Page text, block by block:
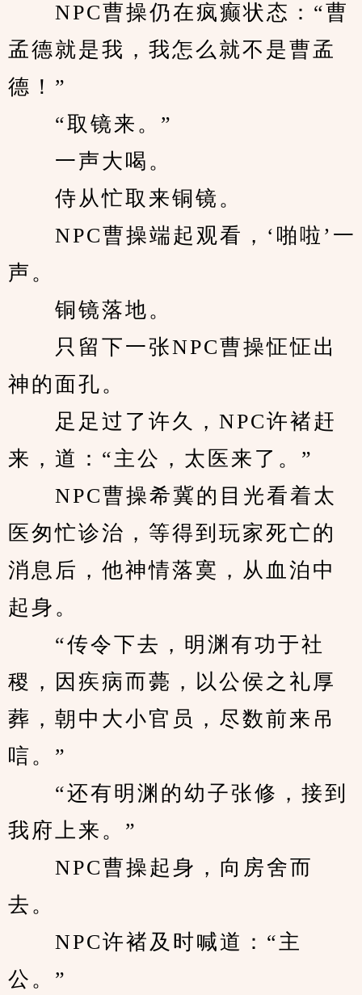
NPC曹操仍在疯癫状态：“曹
孟德就是我，我怎么就不是曹孟
德！”
“取镜来。”
一声大喝。
侍从忙取来铜镜。
NPC曹操端起观看，‘啪啦’一
声。
铜镜落地。
只留下一张NPC曹操怔怔出
神的面孔。
足足过了许久，NPC许褚赶
来，道：“主公，太医来了。”
NPC曹操希冀的目光看着太
医匆忙诊治，等得到玩家死亡的
消息后，他神情落寞，从血泊中
起身。
“传令下去，明渊有功于社
稷，因疾病而薨，以公侯之礼厚
葬，朝中大小官员，尽数前来吊
唁。”
“还有明渊的幼子张修，接到
我府上来。”
NPC曹操起身，向房舍而
去。
NPC许褚及时喊道：“主
公。”